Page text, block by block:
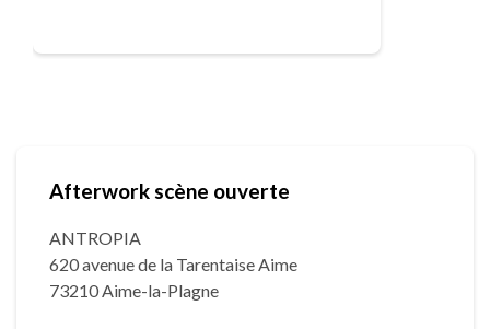
Afterwork scène ouverte
ANTROPIA
620 avenue de la Tarentaise Aime
73210 Aime-la-Plagne